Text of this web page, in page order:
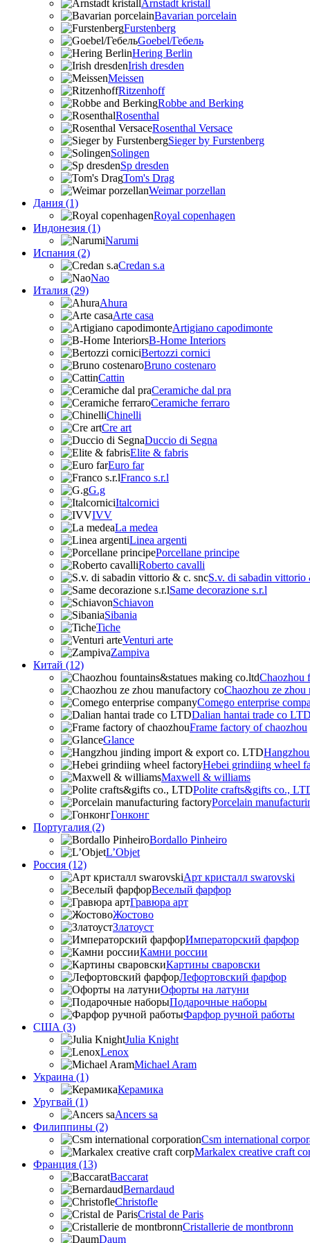
Arnstadt kristall
Bavarian porcelain
Furstenberg
Goebel/Гебель
Hering Berlin
Irish dresden
Meissen
Ritzenhoff
Robbe and Berking
Rosenthal
Rosenthal Versace
Sieger by Furstenberg
Solingen
Sp dresden
Tom's Drag
Weimar porzellan
Дания (1)
Royal copenhagen
Индонезия (1)
Narumi
Испания (2)
Credan s.a
Nao
Италия (29)
Ahura
Arte casa
Artigiano capodimonte
B-Home Interiors
Bertozzi cornici
Bruno costenaro
Cattin
Ceramiche dal pra
Ceramiche ferraro
Chinelli
Cre art
Duccio di Segna
Elite & fabris
Euro far
Franco s.r.l
G.g
Italcornici
IVV
La medea
Linea argenti
Porcellane principe
Roberto cavalli
S.v. di sabadin vittorio
Same decorazione s.r.l
Schiavon
Sibania
Tiche
Venturi arte
Zampiva
Китай (12)
Chaozhou
Chaozhou ze zhou
Comego enterprise
Dalian hantai trade co LTD
Frame factory of chaozhou
Glance
Hebei grindiing wheel
Maxwell & williams
Polite crafts&gifts co.,
Porcelain
Гонконг
Португалия (2)
Bordallo Pinheiro
L’Objet
Россия (12)
Арт кристалл swarovski
Веселый фарфор
Гравюра арт
Жостово
Златоуст
Императорский фарфор
Камни россии
Картины сваровски
Лефортовский фарфор
Офорты на латуни
Подарочные наборы
Фарфор ручной работы
США (3)
Julia Knight
Lenox
Michael Aram
Украина (1)
Керамика
Уругвай (1)
Ancers sa
Филиппины (2)
Csm international
Markalex creative craft
Франция (13)
Baccarat
Bernardaud
Christofle
Cristal de Paris
Cristallerie de montbronn
Daum